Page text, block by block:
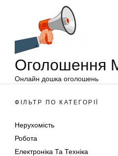
Оголошення
Онлайн дошка оголошень
ФІЛЬТР ПО КАТЕГОРІЇ
Нерухомість
Робота
Електроніка Та Техніка